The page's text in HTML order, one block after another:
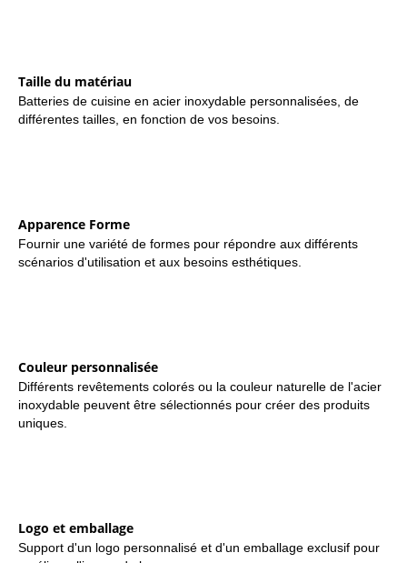
Taille du matériau
Batteries de cuisine en acier inoxydable personnalisées, de
différentes tailles, en fonction de vos besoins.
Apparence Forme
Fournir une variété de formes pour répondre aux différents
scénarios d'utilisation et aux besoins esthétiques.
Couleur personnalisée
Différents revêtements colorés ou la couleur naturelle de l'acier
inoxydable peuvent être sélectionnés pour créer des produits
uniques.
Logo et emballage
Support d'un logo personnalisé et d'un emballage exclusif pour